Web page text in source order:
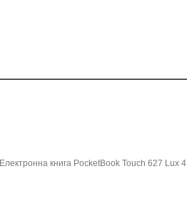
Електронна книга PocketBook Touch 627 Lux 4